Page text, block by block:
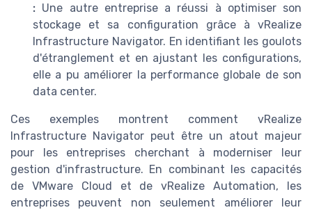
: Une autre entreprise a réussi à optimiser son
stockage et sa configuration grâce à vRealize
Infrastructure Navigator. En identifiant les goulots
d'étranglement et en ajustant les configurations,
elle a pu améliorer la performance globale de son
data center.
Ces exemples montrent comment vRealize
Infrastructure Navigator peut être un atout majeur
pour les entreprises cherchant à moderniser leur
gestion d'infrastructure. En combinant les capacités
de VMware Cloud et de vRealize Automation, les
entreprises peuvent non seulement améliorer leur